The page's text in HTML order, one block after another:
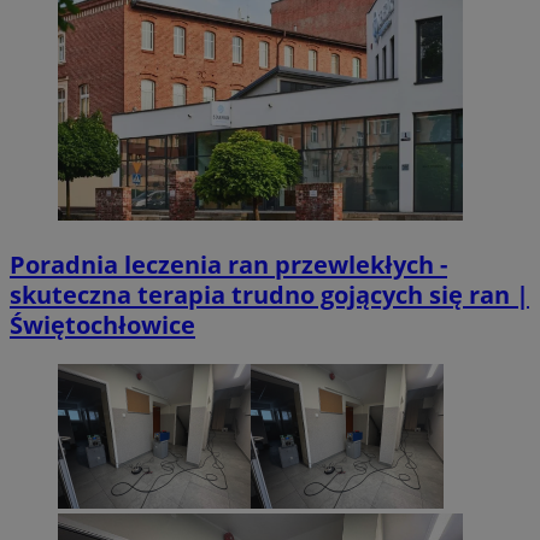
Poradnia leczenia ran przewlekłych -
skuteczna terapia trudno gojących się ran |
Świętochłowice
YouTube
.youtube.com
CookieScriptConsent
CookieScript
4 tygodnie 2